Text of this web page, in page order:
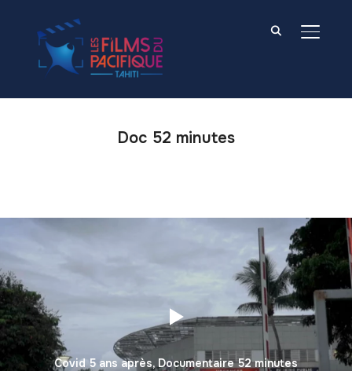
Doc 52 minutes
Covid 5 ans après, Documentaire 52 minutes